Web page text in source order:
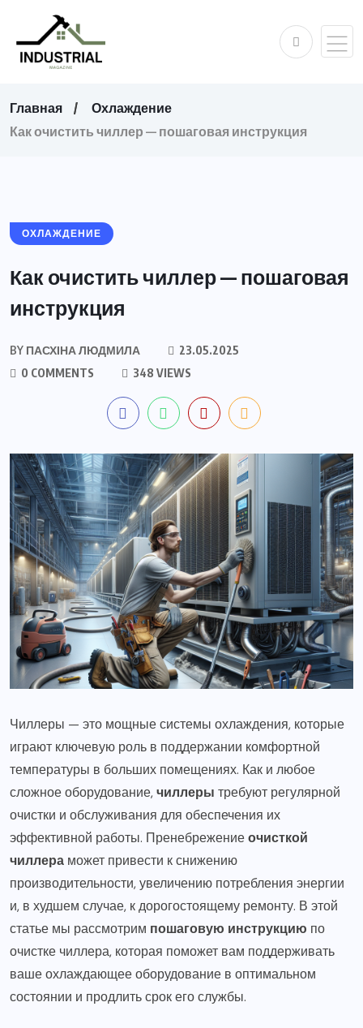
Главная
Охлаждение
Как очистить чиллер — пошаговая инструкция
ОХЛАЖДЕНИЕ
Как очистить чиллер — пошаговая
инструкция
BY ПАСХІНА ЛЮДМИЛА
23.05.2025
0 COMMENTS
348 VIEWS
Чиллеры — это мощные системы охлаждения, которые
играют ключевую роль в поддержании комфортной
температуры в больших помещениях. Как и любое
сложное оборудование,чиллеры требуют регулярной
очистки и обслуживания для обеспечения их
эффективной работы. Пренебрежениеочисткой
чиллера может привести к снижению
производительности, увеличению потребления энергии
и, в худшем случае, к дорогостоящему ремонту. В этой
статье мы рассмотрим пошаговую инструкцию по
очистке чиллера, которая поможет вам поддерживать
ваше охлаждающее оборудование в оптимальном
состоянии и продлить срок его службы.